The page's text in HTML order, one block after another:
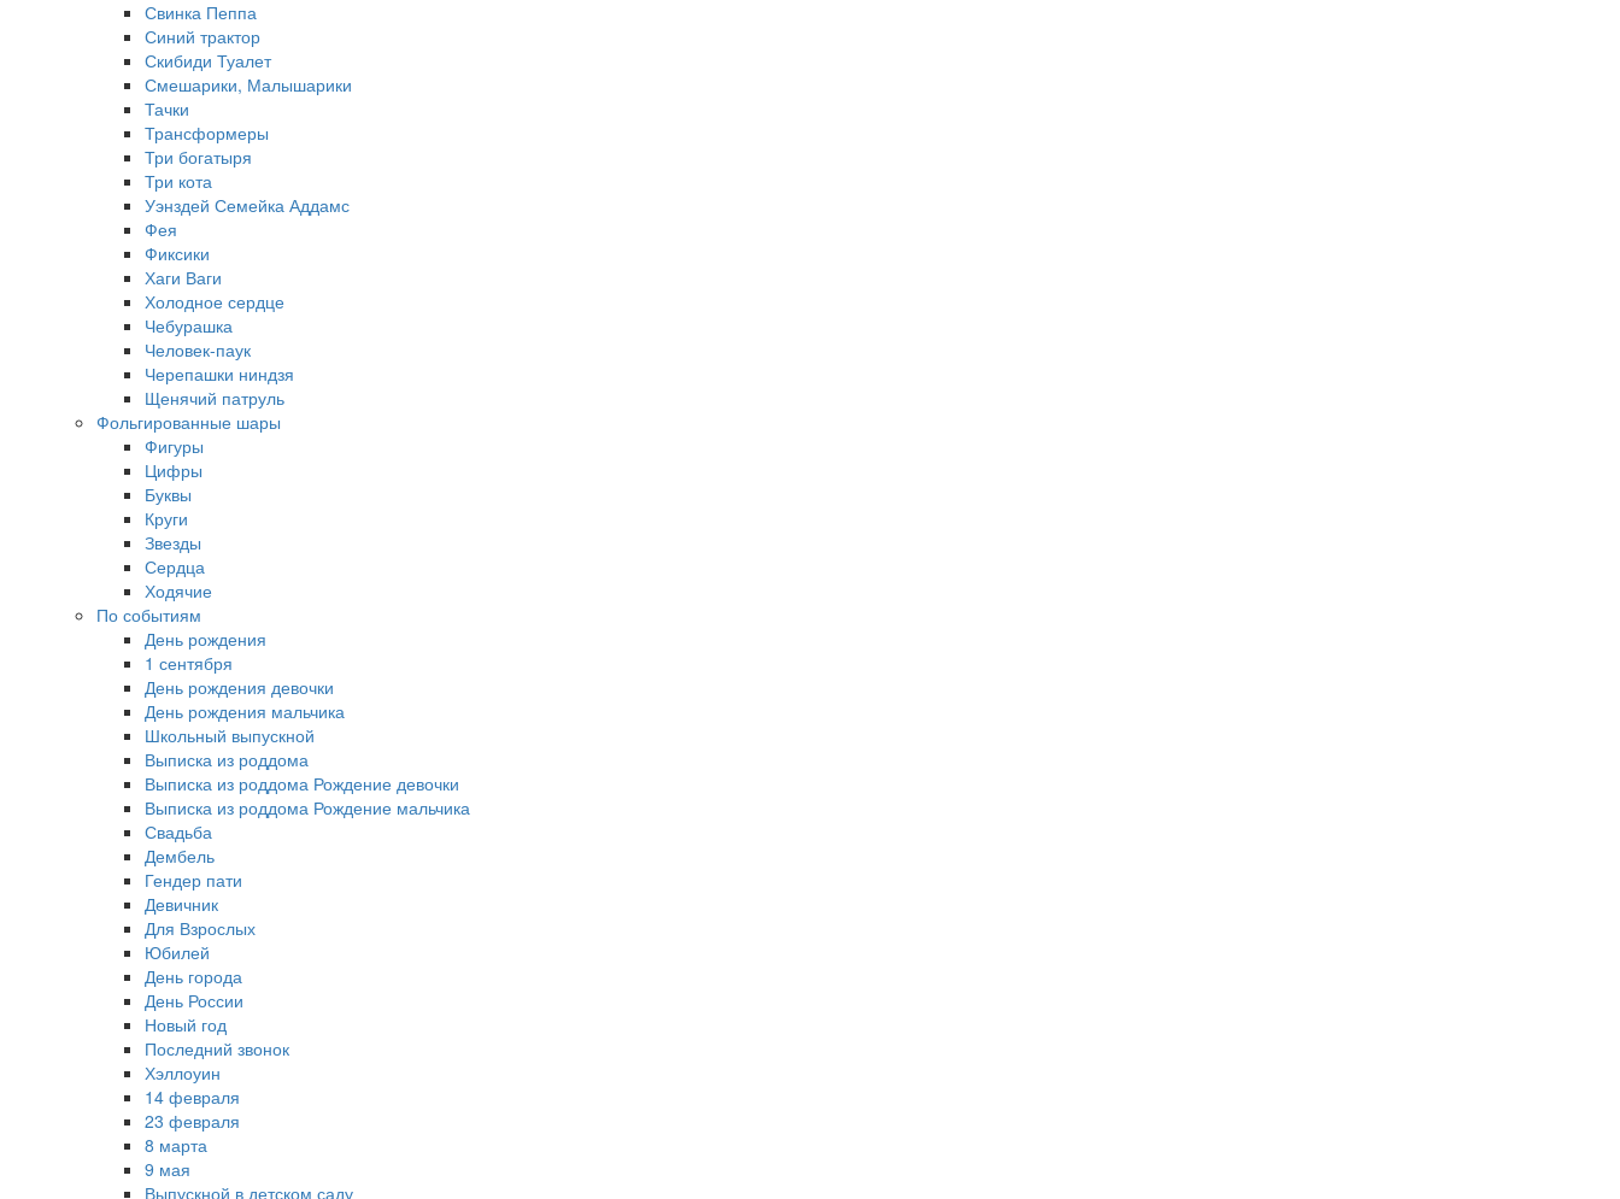
Свинка Пеппа
Синий трактор
Скибиди Туалет
Смешарики, Малышарики
Тачки
Трансформеры
Три богатыря
Три кота
Уэнздей Семейка Аддамс
Фея
Фиксики
Хаги Ваги
Холодное сердце
Чебурашка
Человек-паук
Черепашки ниндзя
Щенячий патруль
Фольгированные шары
Фигуры
Цифры
Буквы
Круги
Звезды
Сердца
Ходячие
По событиям
День рождения
1 сентября
День рождения девочки
День рождения мальчика
Школьный выпускной
Выписка из роддома
Выписка из роддома Рождение девочки
Выписка из роддома Рождение мальчика
Свадьба
Дембель
Гендер пати
Девичник
Для Взрослых
Юбилей
День города
День России
Новый год
Последний звонок
Хэллоуин
14 февраля
23 февраля
8 марта
9 мая
Выпускной в детском саду